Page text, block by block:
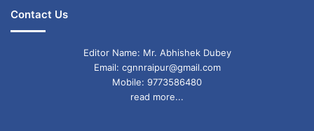
Contact Us
Editor Name: Mr. Abhishek Dubey
Email: cgnnraipur@gmail.com
Mobile: 9773586480
read more...